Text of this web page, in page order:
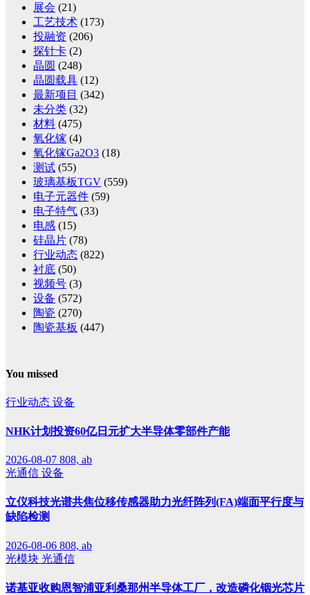
展会 (21)
工艺技术 (173)
投融资 (206)
探针卡 (2)
晶圆 (248)
晶圆载具 (12)
最新项目 (342)
未分类 (32)
材料 (475)
氧化镓 (4)
氧化镓Ga2O3 (18)
测试 (55)
玻璃基板TGV (559)
电子元器件 (59)
电子特气 (33)
电感 (15)
硅晶片 (78)
行业动态 (822)
衬底 (50)
视频号 (3)
设备 (572)
陶瓷 (270)
陶瓷基板 (447)
You missed
行业动态 设备
NHK计划投资60亿日元扩大半导体零部件产能
2026-08-07 808, ab
光通信 设备
立仪科技光谱共焦位移传感器助力光纤阵列(FA)端面平行度与
缺陷检测
2026-08-06 808, ab
光模块 光通信
诺基亚收购恩智浦亚利桑那州半导体工厂，改造磷化铟光芯片